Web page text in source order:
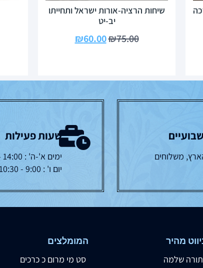
שיחות הרציה-אורות ישראל ותחייתו
יב-יט
₪75.00
₪60.00
משלוחים
שעות פעילות
ימים א'-ה' : 14:00 - 19:00
יום ו' : 9:00 - 10:30
מהיר
תורה שלמה
המומלצים
סט מי מרום כ כרכים